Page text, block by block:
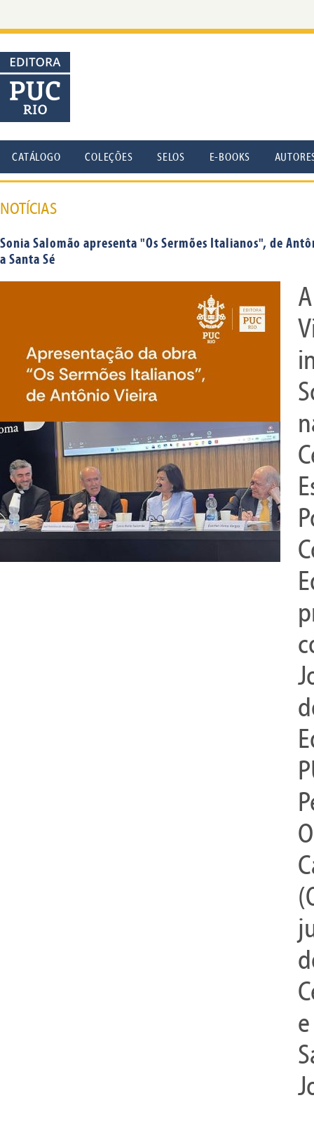
CATÁLOGO COLEÇÕES SELOS E-BOOKS
NOTÍCIAS
Sonia Salomão apresenta "Os Sermões Italianos", de
a Santa Sé